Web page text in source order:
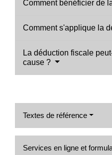
Comment bénéficier de
Comment s'applique la
La déduction fiscale
cause ?
Textes de référence
Services en ligne et